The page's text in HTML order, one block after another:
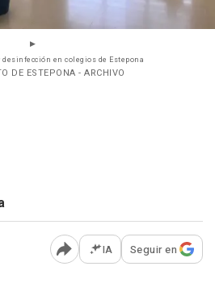
en colegios de Estepona
DE ESTEPONA - ARCHIVO
Abrir opciones para
IA Seguir en